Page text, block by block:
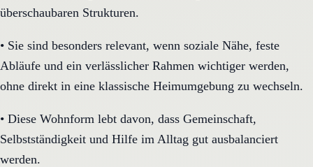
überschaubaren Strukturen.
• Sie sind besonders relevant, wenn soziale Nähe, feste
Abläufe und ein verlässlicher Rahmen wichtiger werden,
ohne direkt in eine klassische Heimumgebung zu wechseln.
• Diese Wohnform lebt davon, dass Gemeinschaft,
Selbstständigkeit und Hilfe im Alltag gut ausbalanciert
werden.